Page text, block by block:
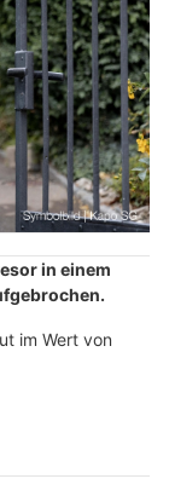
in einem
im Wert von